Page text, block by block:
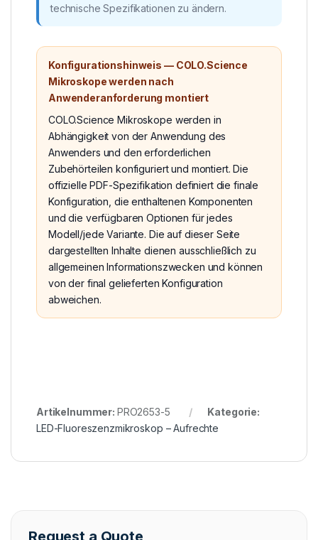
technische Spezifikationen zu ändern.
Konfigurationshinweis — COLO.Science
Mikroskope werden nach
Anwenderanforderung montiert
COLO.Science Mikroskope werden in
Abhängigkeit von der Anwendung des
Anwenders und den erforderlichen
Zubehörteilen konfiguriert und montiert. Die
offizielle PDF-Spezifikation definiert die finale
Konfiguration, die enthaltenen Komponenten
und die verfügbaren Optionen für jedes
Modell/jede Variante. Die auf dieser Seite
dargestellten Inhalte dienen ausschließlich zu
allgemeinen Informationszwecken und können
von der final gelieferten Konfiguration
abweichen.
Artikelnummer: PRO2653-5
Kategorie:
LED-Fluoreszenzmikroskop – Aufrechte